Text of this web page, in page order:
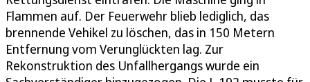
Flammen auf. Der Feuerwehr blieb lediglich, das
brennende Vehikel zu löschen, das in 150 Metern
Entfernung vom Verunglückten lag. Zur
Rekonstruktion des Unfallhergangs wurde ein